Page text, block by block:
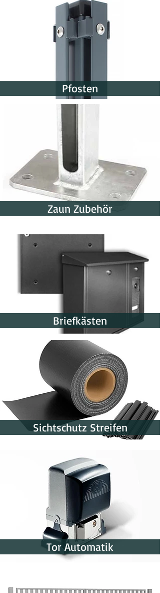
Pfosten
Zaun Zubehör
Briefkästen
Sichtschutz Streifen
Tor Automatik